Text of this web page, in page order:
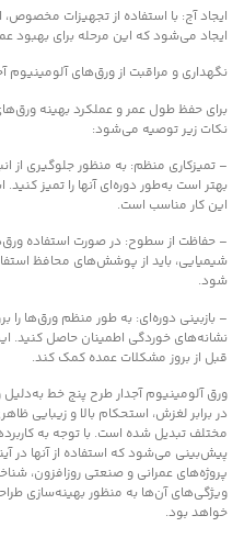
ایجاد آج: با استفاده از تجهیزات
ایجاد می‌شود که این مرحله برای بهبود
نگهداری و مراقبت از ورق‌های آلومینیوم
برای حفظ طول عمر و عملکرد بهینه
نکات زیر توصیه می‌شود:
– تمیزکاری منظم: به منظور جلوگیری از
بهتر است به‌طور دوره‌ای آنها را تمیز
این کار مناسب است.
– حفاظت از سطوح: در صورت استفاده
شیمیایی، باید از پوشش‌های محافظ
شود.
– بازبینی دوره‌ای: به طور منظم ورق‌ها را
نشانه‌های خوردگی اطمینان حاصل کنید.
قبل از بروز مشکلات عمده کمک کند.
ورق آلومینیوم آجدار طرح پنج خط
در برابر لغزش، استحکام بالا و زیبایی
مختلف تبدیل شده است. با توجه به
پیش‌بینی می‌شود که استفاده از آنها در
پروژه‌های عمرانی و صنعتی روزافزون،
ویژگی‌های آن‌ها به منظور بهینه‌سازی
خواهد بود.